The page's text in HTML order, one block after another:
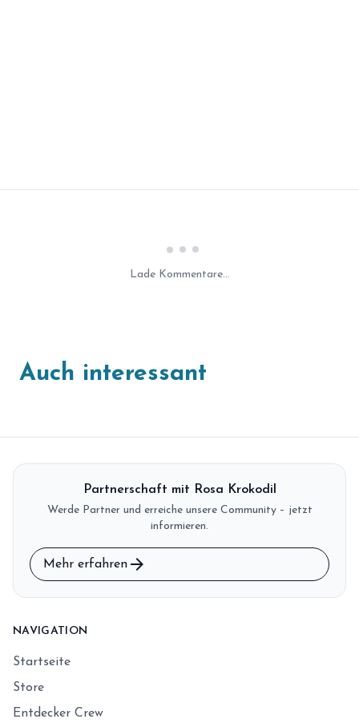
Lade Kommentare...
Auch interessant
Partnerschaft mit Rosa Krokodil
Werde Partner und erreiche unsere Community – jetzt
informieren.
Mehr erfahren arrow_forward
NAVIGATION
Startseite
Store
Entdecker Crew